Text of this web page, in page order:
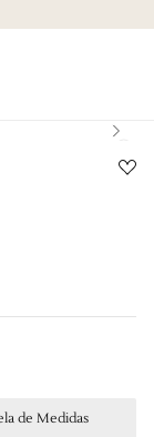
de Medidas